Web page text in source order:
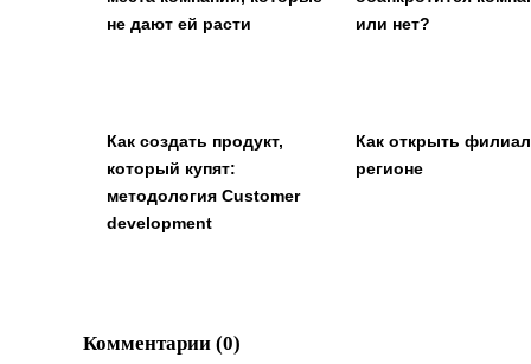
не дают ей расти
или нет?
Как создать продукт,
который купят:
методология Customer
development
Как открыть
регионе
Комментарии (0)